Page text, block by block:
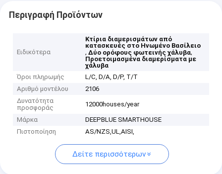
Περιγραφή Προϊόντων
Ειδικότερα
Κτίρια διαμερισμάτων από
κατασκευές στο Ηνωμένο Βασίλειο
,Δύο ορόφους φωτεινής χάλυβα,
Προετοιμασμένα διαμερίσματα με
χάλυβα
Όροι πληρωμής
L/C, D/A, D/P, T/T
Αριθμό μοντέλου
2106
Δυνατότητα
προσφοράς
12000houses/year
Μάρκα
DEEPBLUE SMARTHOUSE
Πιστοποίηση
AS/NZS,UL,AISI,
Δείτε περισσότερων